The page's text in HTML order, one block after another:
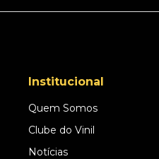
Institucional
Quem Somos
Clube do Vinil
Notícias